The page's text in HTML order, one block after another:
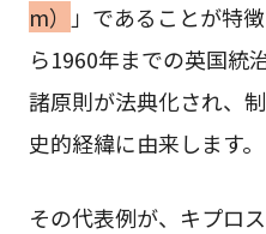
m）
」であることが特
ら1960年までの英国統
諸原則が法典化され、
史的経緯に由来します。
その代表例が、キプロ